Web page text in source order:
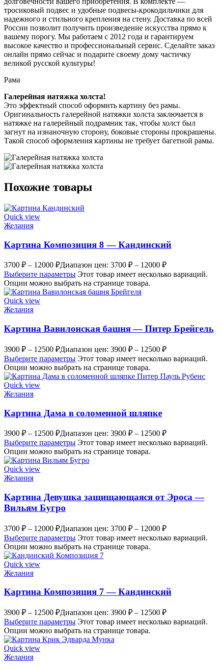
тросиковый подвес и удобные подвесы-крокодильчики для
надежного и стильного крепления на стену. Доставка по всей
России позволит получить произведение искусства прямо к
вашему порогу. Мы работаем с 2012 года и гарантируем
высокое качество и профессиональный сервис. Сделайте заказ
онлайн прямо сейчас и подарите своему дому частичку
великой русской культуры!
Рама
Галерейная натяжка холста!
Это эффектный способ оформить картину без рамы.
Оригинальность галерейной натяжки холста заключается в
натяжке на галерейный подрамник так, чтобы холст был
загнут на изнаночную сторону, боковые стороны прокрашены.
Такой способ оформления картины не требует багетной рамы.
Похожие товары
Quick view
Желания
Картина Композиция 8 — Кандинский
3700 ₽ – 12000 ₽Диапазон цен: 3700 ₽ – 12000 ₽
Выберите параметры Этот товар имеет несколько вариаций.
Опции можно выбрать на странице товара.
Quick view
Желания
Картина Вавилонская башня — Питер Брейгель
3900 ₽ – 12500 ₽Диапазон цен: 3900 ₽ – 12500 ₽
Выберите параметры Этот товар имеет несколько вариаций.
Опции можно выбрать на странице товара.
Quick view
Желания
Картина Дама в соломенной шляпке
3900 ₽ – 12500 ₽Диапазон цен: 3900 ₽ – 12500 ₽
Выберите параметры Этот товар имеет несколько вариаций.
Опции можно выбрать на странице товара.
Quick view
Желания
Картина Девушка защищающаяся от Эроса —
Вильям Бугро
3700 ₽ – 12000 ₽Диапазон цен: 3700 ₽ – 12000 ₽
Выберите параметры Этот товар имеет несколько вариаций.
Опции можно выбрать на странице товара.
Quick view
Желания
Картина Композиция 7 — Кандинский
3900 ₽ – 12500 ₽Диапазон цен: 3900 ₽ – 12500 ₽
Выберите параметры Этот товар имеет несколько вариаций.
Опции можно выбрать на странице товара.
Quick view
Желания